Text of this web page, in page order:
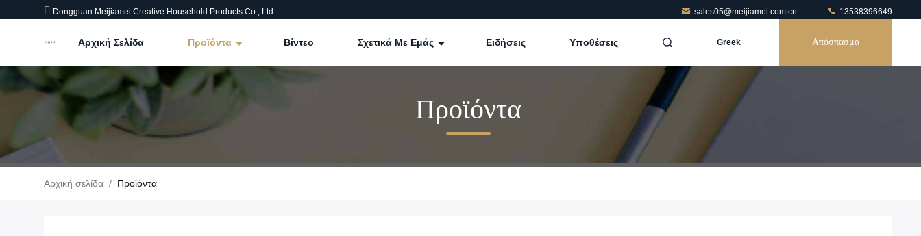
Dongguan Meijiamei Creative Household Products Co., Ltd sales05@meijiamei.com.cn 13538396649
Αρχική Σελίδα Προϊόντα Βίντεο Σχετικά Με Εμάς Ειδήσεις Υποθέσεις Greek Απόσπασμα
Προϊόντα
Αρχική σελίδα / Προϊόντα